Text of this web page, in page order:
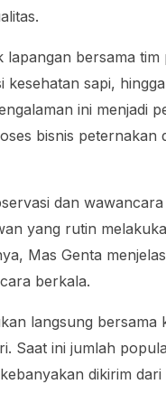
lapangan bersama tim
sapi,
ini menjadi
bisnis peternakan
dan
yang rutin
Mas Genta
berkala.
langsung bersama
Saat ini jumlah
dikirim dari